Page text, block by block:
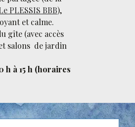
PLESSIS BBB),
et calme.
gîte (avec accès
salons de jardin
h à 15 h (horaires